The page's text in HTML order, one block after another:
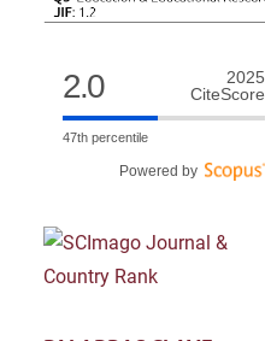
2.0
2025
CiteScore
47th percentile
Powered by